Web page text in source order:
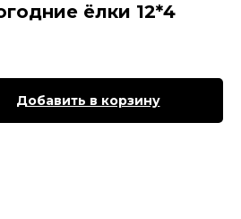
ёлки 12*4
Добавить в корзину